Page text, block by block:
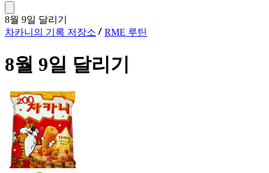
8월 9일 달리기
차카니의 기록 저장소
RME 루틴
8월 9일 달리기